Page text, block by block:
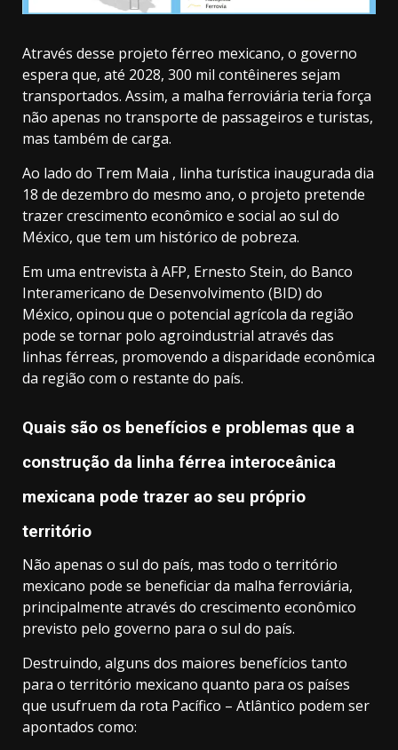
Através desse projeto férreo mexicano, o governo
espera que, até 2028, 300 mil contêineres sejam
transportados. Assim, a malha ferroviária teria força
não apenas no transporte de passageiros e turistas,
mas também de carga.
Ao lado do Trem Maia , linha turística inaugurada dia
18 de dezembro do mesmo ano, o projeto pretende
trazer crescimento econômico e social ao sul do
México, que tem um histórico de pobreza.
Em uma entrevista à AFP, Ernesto Stein, do Banco
Interamericano de Desenvolvimento (BID) do
México, opinou que o potencial agrícola da região
pode se tornar polo agroindustrial através das
linhas férreas, promovendo a disparidade econômica
da região com o restante do país.
Quais são os benefícios e problemas que a
construção da linha férrea interoceânica
mexicana pode trazer ao seu próprio
território
Não apenas o sul do país, mas todo o território
mexicano pode se beneficiar da malha ferroviária,
principalmente através do crescimento econômico
previsto pelo governo para o sul do país.
Destruindo, alguns dos maiores benefícios tanto
para o território mexicano quanto para os países
que usufruem da rota Pacífico – Atlântico podem ser
apontados como: